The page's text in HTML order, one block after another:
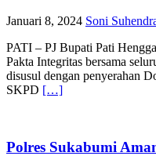
Januari 8, 2024 Soni
PATI – PJ Bupati Pati
Pakta Integritas bersama
disusul dengan penyerahan
SKPD […]
Polres Sukabumi